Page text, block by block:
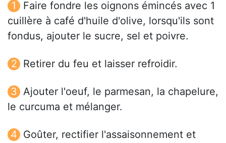
Faire fondre les oignons émincés avec 1
cuillère à café d'huile d'olive, lorsqu'ils sont
fondus, ajouter le sucre, sel et poivre.
Retirer du feu et laisser refroidir.
Ajouter l'oeuf, le parmesan, la chapelure,
le curcuma et mélanger.
Goûter, rectifier l'assaisonnement et